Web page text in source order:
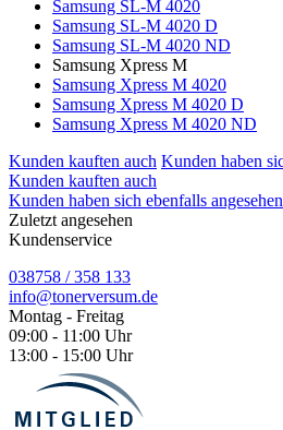
Samsung SL-M 4020
Samsung SL-M 4020 D
Samsung SL-M 4020 ND
Samsung Xpress M
Samsung Xpress M 4020
Samsung Xpress M 4020 D
Samsung Xpress M 4020 ND
Kunden kauften auch Kunden haben
Kunden kauften auch
Kunden haben sich ebenfalls angesehen
Zuletzt angesehen
Kundenservice
038758 / 358 133
info@tonerversum.de
Montag - Freitag
09:00 - 11:00 Uhr
13:00 - 15:00 Uhr